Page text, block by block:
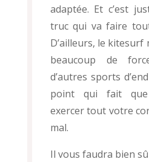
adaptée. Et c’est
truc qui va faire
D’ailleurs, le kitesurf
beaucoup de
d’autres sports
point qui fait que
exercer tout votre
mal.
Il vous faudra bien